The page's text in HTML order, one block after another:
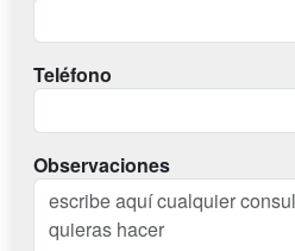
Teléfono
Observaciones